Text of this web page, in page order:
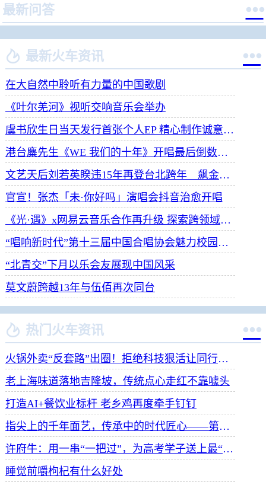
最新问答 
 最新火车资讯 
在大自然中聆听有力量的中国歌剧
《叶尔羌河》视听交响音乐会举办
虞书欣生日当天发行首张个人EP 精心制作诚意满满
港台麋先生《WE 我们的十年》开唱最后倒数 惊喜释出10周年纪念单曲宠粉
文艺天后刘若英睽违15年再登台北跨年 飙金嗓演唱经典招牌歌掀回忆杀
官宣！张杰「未·你好吗」演唱会抖音治愈开唱
《光·遇》x网易云音乐合作再升级 探索跨领域社交新体验
“唱响新时代”第十三届中国合唱协会魅力校园合唱展演开幕
“北青交”下月以乐会友展现中国风采
莫文蔚跨越13年与伍佰再次同台
 热门火车资讯 
火锅外卖“反套路”出圈！拒绝科技狠活让同行颤抖
老上海味道落地吉隆坡，传统点心走红不靠噱头
打造AI+餐饮业标杆 老乡鸡再度牵手钉钉
指尖上的千年面艺，传承中的时代匠心——第八届“安琪酵母杯”中华发酵面食大赛武汉赛区开赛
许府牛：用一串“一把过”，为高考学子送上最“牛”祝福
睡觉前嚼枸杞有什么好处